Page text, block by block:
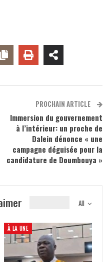
PROCHAIN ARTICLE
Immersion du gouvernement
à l’intérieur: un proche de
Dalein dénonce « une
campagne déguisée pour la
candidature de Doumbouya »
All
À LA UNE